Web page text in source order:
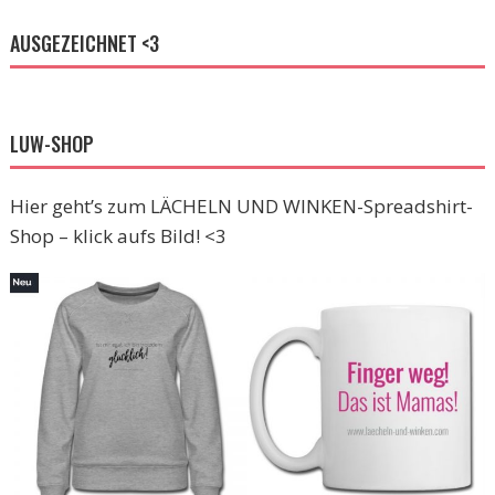
AUSGEZEICHNET <3
LUW-SHOP
Hier geht’s zum LÄCHELN UND WINKEN-Spreadshirt-
Shop – klick aufs Bild! <3